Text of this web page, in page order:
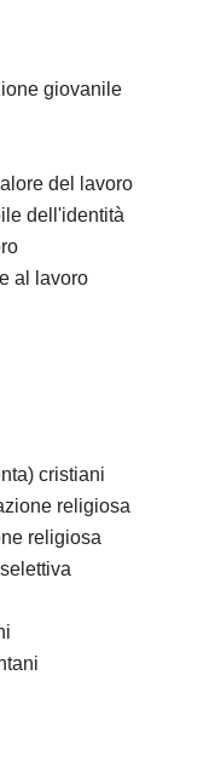
giovanile
del lavoro
dell'identità
al lavoro
cristiani
religiosa
religiosa